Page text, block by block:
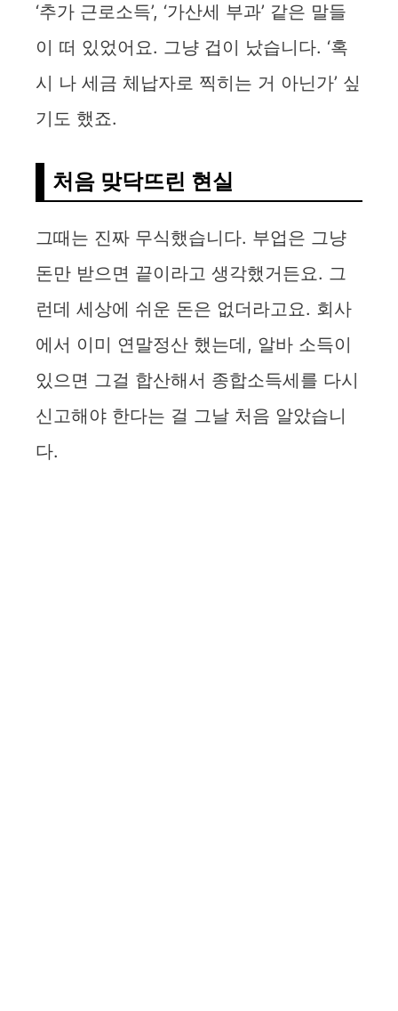
‘추가 근로소득’, ‘가산세 부과’ 같은 말들
이 떠 있었어요. 그냥 겁이 났습니다. ‘혹
시 나 세금 체납자로 찍히는 거 아닌가’ 싶
기도 했죠.
처음 맞닥뜨린 현실
그때는 진짜 무식했습니다. 부업은 그냥
돈만 받으면 끝이라고 생각했거든요. 그
런데 세상에 쉬운 돈은 없더라고요. 회사
에서 이미 연말정산 했는데, 알바 소득이
있으면 그걸 합산해서 종합소득세를 다시
신고해야 한다는 걸 그날 처음 알았습니
다.